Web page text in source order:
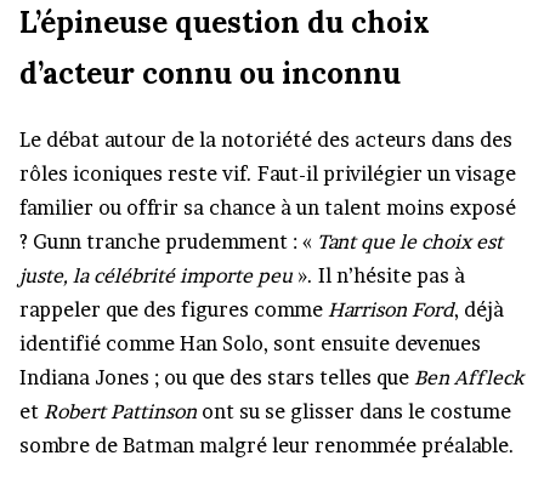
L’épineuse question du choix
d’acteur connu ou inconnu
Le débat autour de la notoriété des acteurs dans des
rôles iconiques reste vif. Faut-il privilégier un visage
familier ou offrir sa chance à un talent moins exposé
? Gunn tranche prudemment : « Tant que le choix est
juste, la célébrité importe peu ». Il n’hésite pas à
rappeler que des figures comme Harrison Ford, déjà
identifié comme Han Solo, sont ensuite devenues
Indiana Jones ; ou que des stars telles que Ben Affleck
et Robert Pattinson ont su se glisser dans le costume
sombre de Batman malgré leur renommée préalable.